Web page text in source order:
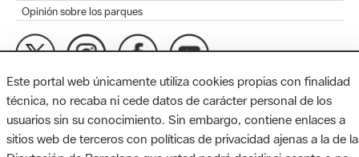
Opinión sobre los parques
MAPA WEB AVISO LEGAL ACCESIBILIDAD
Diputación de Barcelona. Edifici Llacuna, 1a planta. Badajoz, 49.
08005 Barcelona. Tel. 934 022 428 / xarxaparcs@diba.cat
Este portal web únicamente utiliza cookies propias con finalidad
técnica, no recaba ni cede datos de carácter personal de los
usuarios sin su conocimiento. Sin embargo, contiene enlaces a
sitios web de terceros con políticas de privacidad ajenas a la de la